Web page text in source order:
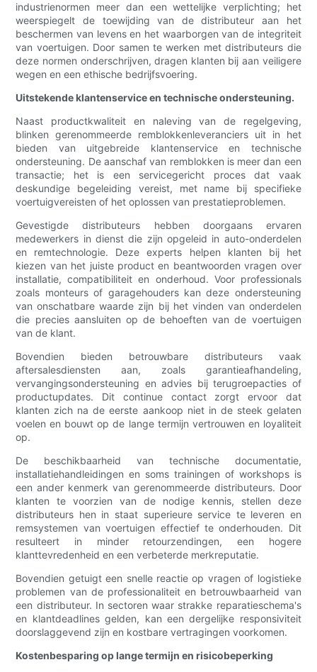
industrienormen meer dan een wettelijke verplichting; het
weerspiegelt de toewijding van de distributeur aan het
beschermen van levens en het waarborgen van de integriteit
van voertuigen. Door samen te werken met distributeurs die
deze normen onderschrijven, dragen klanten bij aan veiligere
wegen en een ethische bedrijfsvoering.
Uitstekende klantenservice en technische ondersteuning.
Naast productkwaliteit en naleving van de regelgeving,
blinken gerenommeerde remblokkenleveranciers uit in het
bieden van uitgebreide klantenservice en technische
ondersteuning. De aanschaf van remblokken is meer dan een
transactie; het is een servicegericht proces dat vaak
deskundige begeleiding vereist, met name bij specifieke
voertuigvereisten of het oplossen van prestatieproblemen.
Gevestigde distributeurs hebben doorgaans ervaren
medewerkers in dienst die zijn opgeleid in auto-onderdelen
en remtechnologie. Deze experts helpen klanten bij het
kiezen van het juiste product en beantwoorden vragen over
installatie, compatibiliteit en onderhoud. Voor professionals
zoals monteurs of garagehouders kan deze ondersteuning
van onschatbare waarde zijn bij het vinden van onderdelen
die precies aansluiten op de behoeften van de voertuigen
van de klant.
Bovendien bieden betrouwbare distributeurs vaak
aftersalesdiensten aan, zoals garantieafhandeling,
vervangingsondersteuning en advies bij terugroepacties of
productupdates. Dit continue contact zorgt ervoor dat
klanten zich na de eerste aankoop niet in de steek gelaten
voelen en bouwt op de lange termijn vertrouwen en loyaliteit
op.
De beschikbaarheid van technische documentatie,
installatiehandleidingen en soms trainingen of workshops is
een ander kenmerk van gerenommeerde distributeurs. Door
klanten te voorzien van de nodige kennis, stellen deze
distributeurs hen in staat superieure service te leveren en
remsystemen van voertuigen effectief te onderhouden. Dit
resulteert in minder retourzendingen, een hogere
klanttevredenheid en een verbeterde merkreputatie.
Bovendien getuigt een snelle reactie op vragen of logistieke
problemen van de professionaliteit en betrouwbaarheid van
een distributeur. In sectoren waar strakke reparatieschema's
en klantdeadlines gelden, kan een dergelijke responsiviteit
doorslaggevend zijn en kostbare vertragingen voorkomen.
Kostenbesparing op lange termijn en risicobeperking